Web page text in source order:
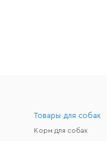
Товары для собак
Корм для собак